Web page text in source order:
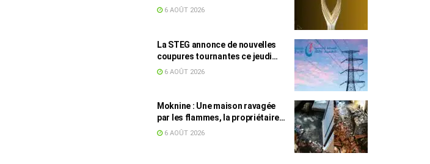
face au Djoliba AC
6 AOÛT 2026
La STEG annonce de nouvelles
coupures tournantes ce jeudi
dans plusieurs régions
6 AOÛT 2026
Moknine : Une maison ravagée
par les flammes, la propriétaire
accuse la STEG et la SONEDE
6 AOÛT 2026